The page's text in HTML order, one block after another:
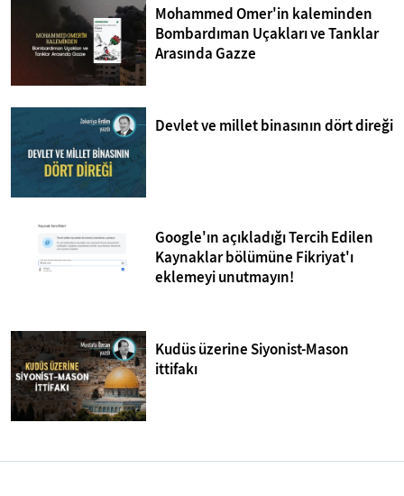
Mohammed Omer'in kaleminden
Bombardıman Uçakları ve Tanklar
Arasında Gazze
Devlet ve millet binasının dört direği
Google'ın açıkladığı Tercih Edilen
Kaynaklar bölümüne Fikriyat'ı
eklemeyi unutmayın!
Kudüs üzerine Siyonist-Mason
ittifakı